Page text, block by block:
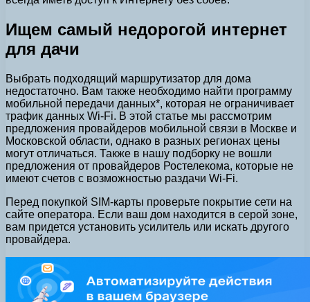
Ищем самый недорогой интернет
для дачи
Выбрать подходящий маршрутизатор для дома
недостаточно. Вам также необходимо найти программу
мобильной передачи данных*, которая не ограничивает
трафик данных Wi-Fi. В этой статье мы рассмотрим
предложения провайдеров мобильной связи в Москве и
Московской области, однако в разных регионах цены
могут отличаться. Также в нашу подборку не вошли
предложения от провайдеров Ростелекома, которые не
имеют счетов с возможностью раздачи Wi-Fi.
Перед покупкой SIM-карты проверьте покрытие сети на
сайте оператора. Если ваш дом находится в серой зоне,
вам придется установить усилитель или искать другого
провайдера.